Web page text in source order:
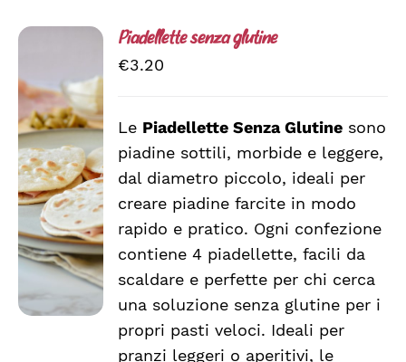
AGGIUNGI
AL
CARRELLO
/
DETTAGLI
Piadellette senza glutine
€3.20
Le Piadellette Senza Glutine sono
piadine sottili, morbide e leggere,
dal diametro piccolo, ideali per
creare piadine farcite in modo
rapido e pratico. Ogni confezione
contiene 4 piadellette, facili da
scaldare e perfette per chi cerca
una soluzione senza glutine per i
propri pasti veloci. Ideali per
pranzi leggeri o aperitivi, le